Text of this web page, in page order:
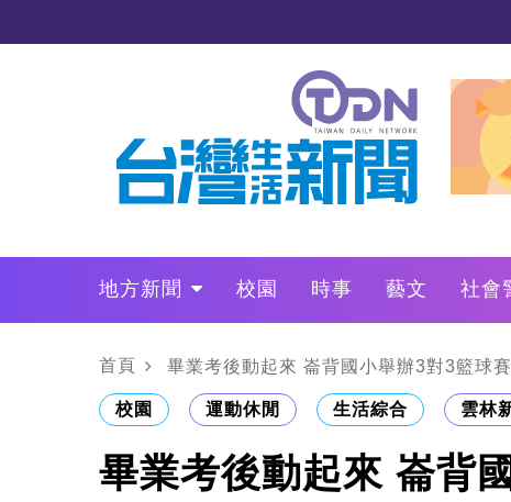
地方新聞 校園 時事 藝文 社會
政治
財經 LO叩敲敲門
首頁 畢業考後動起來 崙背國小舉辦3對3籃球
校園 運動休閒 生活綜合 雲林
畢業考後動起來 崙背